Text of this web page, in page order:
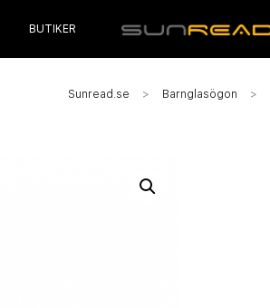
BUTIKER
Sunread.se Barnglasögon